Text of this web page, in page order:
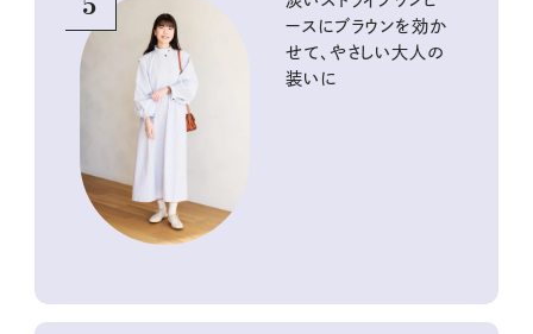
ースにブラウンを効か
せて、やさしい大人の
装いに